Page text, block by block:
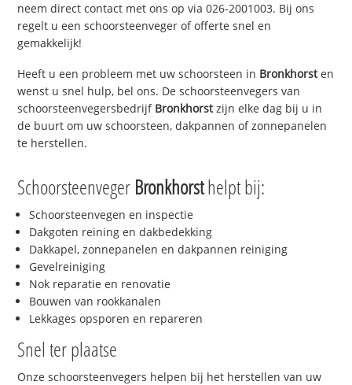
neem direct contact met ons op via 026-2001003. Bij ons
regelt u een schoorsteenveger of offerte snel en
gemakkelijk!
Heeft u een probleem met uw schoorsteen in Bronkhorsten
wenst u snel hulp, bel ons. De schoorsteenvegers van
schoorsteenvegersbedrijf Bronkhorstzijn elke dag bij u in
de buurt om uw schoorsteen, dakpannen of zonnepanelen
te herstellen.
Schoorsteenveger Bronkhorsthelpt bij:
Schoorsteenvegen en inspectie
Dakgoten reining en dakbedekking
Dakkapel, zonnepanelen en dakpannen reiniging
Gevelreiniging
Nok reparatie en renovatie
Bouwen van rookkanalen
Lekkages opsporen en repareren
Snel ter plaatse
Onze schoorsteenvegers helpen bij het herstellen van uw